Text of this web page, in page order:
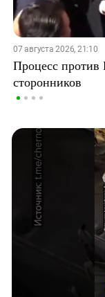
07 августа 2026, 21:10
Процесс против
сторонников